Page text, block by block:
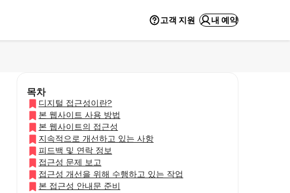
고객 지원 내 예약
목차
디지털 접근성이란?
본 웹사이트 사용 방법
본 웹사이트의 접근성
지속적으로 개선하고 있는 사항
피드백 및 연락 정보
접근성 문제 보고
접근성 개선을 위해 수행하고 있는 작업
본 접근성 안내문 준비